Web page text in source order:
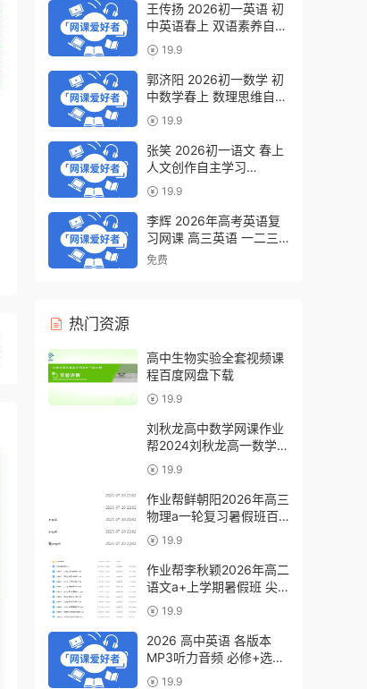
王传扬 2026初一英语 初
中英语春上 双语素养自主
学习·TY·A+（三期）百度
网盘下载
19.9
郭济阳 2026初一数学 初
中数学春上 数理思维自主
学习·BS（一期）百度网
盘下载
19.9
张笑 2026初一语文 春上
人文创作自主学习
·TY·S（一期）百度网盘下
载
19.9
李辉 2026年高考英语复
习网课 高三英语 一二三
轮视频课程全年班 百度网
免费
热门资源
高中生物实验全套视频课
程百度网盘下载
19.9
刘秋龙高中数学网课作业
帮2024刘秋龙高一数学
a+教程（暑假班+秋季
班）
19.9
作业帮鲜朝阳2026年高三
物理a一轮复习暑假班百
度网盘下载
19.9
作业帮李秋颖2026年高二
语文a+上学期暑假班 尖
端班百度网盘下载
19.9
2026 高中英语 各版本
MP3听力音频 必修+选修
6.07GB百度网盘下载
19.9